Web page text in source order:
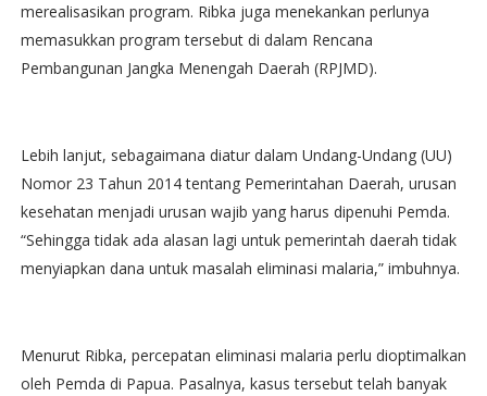
merealisasikan program. Ribka juga menekankan perlunya
memasukkan program tersebut di dalam Rencana
Pembangunan Jangka Menengah Daerah (RPJMD).
Lebih lanjut, sebagaimana diatur dalam Undang-Undang (UU)
Nomor 23 Tahun 2014 tentang Pemerintahan Daerah, urusan
kesehatan menjadi urusan wajib yang harus dipenuhi Pemda.
“Sehingga tidak ada alasan lagi untuk pemerintah daerah tidak
menyiapkan dana untuk masalah eliminasi malaria,” imbuhnya.
Menurut Ribka, percepatan eliminasi malaria perlu dioptimalkan
oleh Pemda di Papua. Pasalnya, kasus tersebut telah banyak